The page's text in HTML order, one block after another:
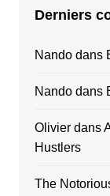
Derniers
Nandodans
Nandodans
Olivierdans
Hustlers
The